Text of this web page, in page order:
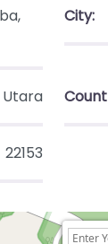
City:
22153